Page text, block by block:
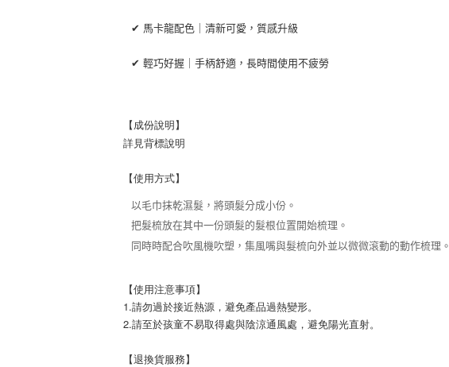
✔ 馬卡龍配色｜清新可愛，質感升級
✔ 輕巧好握｜手柄舒適，長時間使用不疲勞
【成份說明】
詳見背標說明
【使用方式】
以毛巾抹乾濕髮，將頭髮分成小份。
把髮梳放在其中一份頭髮的髮根位置開始梳理。
同時時配合吹風機吹塑，集風嘴與髮梳向外並以微微滾動的動作梳理。
【使用注意事項】
1.請勿過於接近熱源，避免產品過熱變形。
2.請至於孩童不易取得處與陰涼通風處，避免陽光直射。
【退換貨服務】